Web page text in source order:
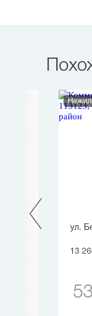
ул.
13
53